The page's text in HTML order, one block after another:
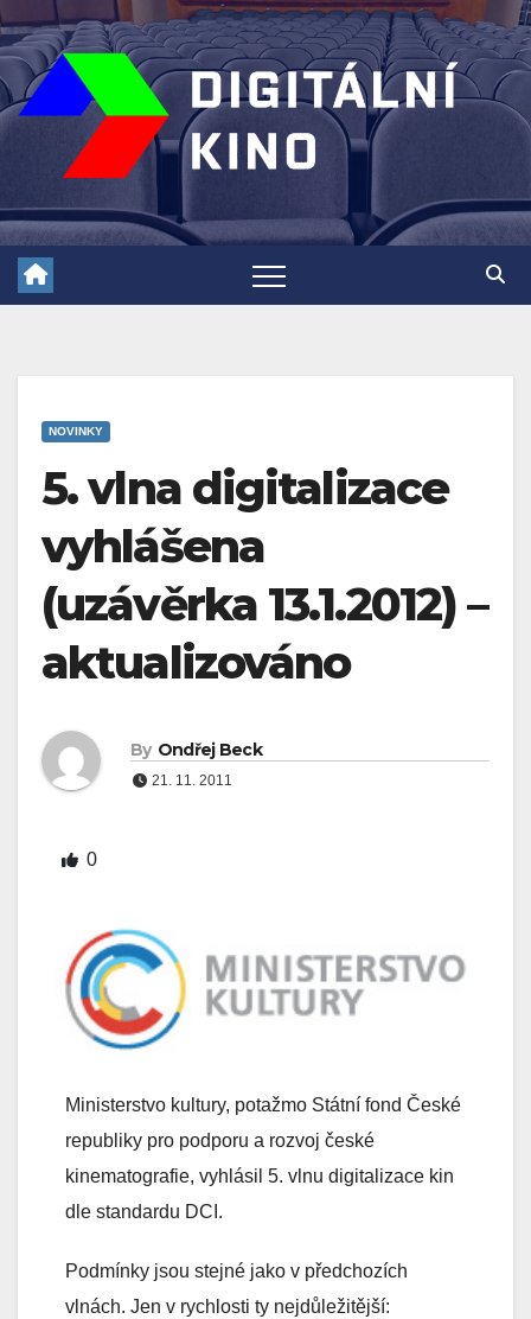
Skip
to
content
NOVINKY
5. vlna digitalizace
vyhlášena
(uzávěrka 13.1.2012) –
aktualizováno
By Ondřej Beck
21. 11. 2011
0
Ministerstvo kultury, potažmo Státní fond České
republiky pro podporu a rozvoj české
kinematografie, vyhlásil 5. vlnu digitalizace kin
dle standardu DCI.
Podmínky jsou stejné jako v předchozích
vlnách. Jen v rychlosti ty nejdůležitější: